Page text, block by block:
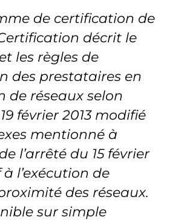
de certification de
décrit le
les règles de
des prestataires en
de réseaux selon
février 2013 modifié
mentionné à
l’arrêté du 15 février
l’exécution de
des réseaux.
sur simple